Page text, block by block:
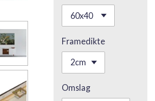
Framedikte
Omslag